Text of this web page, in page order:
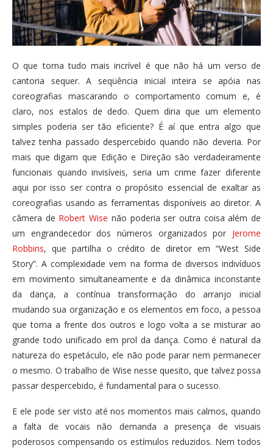
O que torna tudo mais incrível é que não há um verso de
cantoria sequer. A seqüência inicial inteira se apóia nas
coreografias mascarando o comportamento comum e, é
claro, nos estalos de dedo. Quem diria que um elemento
simples poderia ser tão eficiente? É aí que entra algo que
talvez tenha passado despercebido quando não deveria. Por
mais que digam que Edição e Direção são verdadeiramente
funcionais quando invisíveis, seria um crime fazer diferente
aqui por isso ser contra o propósito essencial de exaltar as
coreografias usando as ferramentas disponíveis ao diretor. A
câmera de Robert Wise não poderia ser outra coisa além de
um engrandecedor dos números organizados por Jerome
Robbins, que partilha o crédito de diretor em “West Side
Story”. A complexidade vem na forma de diversos indivíduos
em movimento simultaneamente e da dinâmica inconstante
da dança, a contínua transformação do arranjo inicial
mudando sua organização e os elementos em foco, a pessoa
que toma a frente dos outros e logo volta a se misturar ao
grande todo unificado em prol da dança. Como é natural da
natureza do espetáculo, ele não pode parar nem permanecer
o mesmo. O trabalho de Wise nesse quesito, que talvez possa
passar despercebido, é fundamental para o sucesso.
E ele pode ser visto até nos momentos mais calmos, quando
a falta de vocais não demanda a presença de visuais
poderosos compensando os estímulos reduzidos. Nem todos